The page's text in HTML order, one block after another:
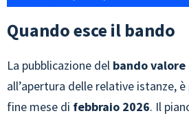
Quando esce il bando
La pubblicazione del bando
all’apertura delle relative istanze,
fine mese di febbraio 2026. Il